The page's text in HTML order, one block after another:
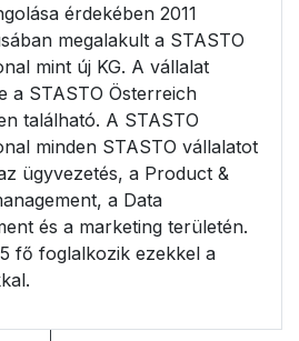
érdekében 2011
megalakult a STASTO
mint új KG. A vállalat
a STASTO Österreich
található. A STASTO
minden STASTO vállalatot
ügyvezetés, a Product &
a Data
és a marketing területén.
fő foglalkozik ezekkel a